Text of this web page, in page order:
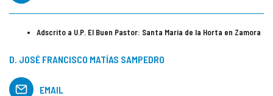
Adscrito a U.P. El Buen Pastor: Santa María de la Horta en Zamora
D. JOSÉ FRANCISCO MATÍAS SAMPEDRO
EMAIL